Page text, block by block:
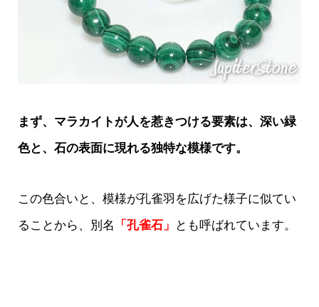
まず、マラカイトが人を惹きつける要素は、深い緑
色と、石の表面に現れる独特な模様です。
この色合いと、模様が孔雀羽を広げた様子に似てい
ることから、別名 「孔雀石」 とも呼ばれています。